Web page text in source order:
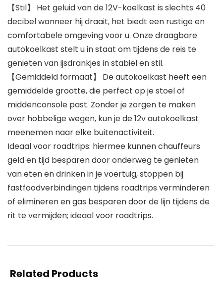
【Stil】 Het geluid van de 12V-koelkast is slechts 40
decibel wanneer hij draait, het biedt een rustige en
comfortabele omgeving voor u. Onze draagbare
autokoelkast stelt u in staat om tijdens de reis te
genieten van ijsdrankjes in stabiel en stil.
【Gemiddeld formaat】 De autokoelkast heeft een
gemiddelde grootte, die perfect op je stoel of
middenconsole past. Zonder je zorgen te maken
over hobbelige wegen, kun je de 12v autokoelkast
meenemen naar elke buitenactiviteit.
Ideaal voor roadtrips: hiermee kunnen chauffeurs
geld en tijd besparen door onderweg te genieten
van eten en drinken in je voertuig, stoppen bij
fastfoodverbindingen tijdens roadtrips verminderen
of elimineren en gas besparen door de lijn tijdens de
rit te vermijden; ideaal voor roadtrips.
Related Products